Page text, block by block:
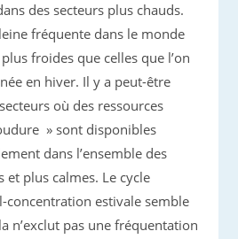
des secteurs plus chauds.
fréquente dans le monde
froides que celles que l’on
en hiver. Il y a peut-être
où des ressources
» sont disponibles
dans l’ensemble des
et plus calmes. Le cycle
concentration estivale semble
n’exclut pas une fréquentation